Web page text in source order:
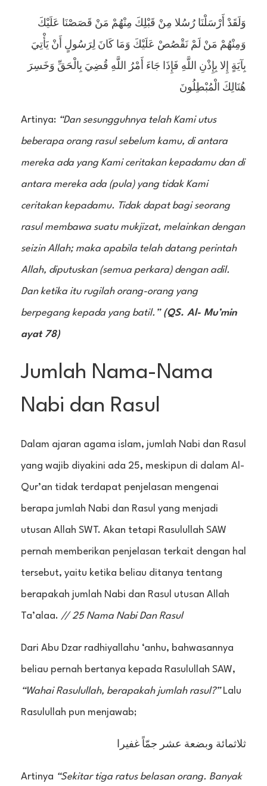
وَلَقَدْ أَرْسَلْنَا رُسُلا مِنْ قَبْلِكَ مِنْهُمْ مَنْ قَصَصْنَا عَلَيْكَ
وَمِنْهُمْ مَنْ لَمْ نَقْصُصْ عَلَيْكَ وَمَا كَانَ لِرَسُولٍ أَنْ يَأْتِيَ
بِآيَةٍ إِلا بِإِذْنِ اللَّهِ فَإِذَا جَاءَ أَمْرُ اللَّهِ قُضِيَ بِالْحَقِّ وَخَسِرَ
هُنَالِكَ الْمُبْطِلُونَ
Artinya: “Dan sesungguhnya telah Kami utus
beberapa orang rasul sebelum kamu, di antara
mereka ada yang Kami ceritakan kepadamu dan di
antara mereka ada (pula) yang tidak Kami
ceritakan kepadamu. Tidak dapat bagi seorang
rasul membawa suatu mukjizat, melainkan dengan
seizin Allah; maka apabila telah datang perintah
Allah, diputuskan (semua perkara) dengan adil.
Dan ketika itu rugilah orang-orang yang
berpegang kepada yang batil.”(QS. Al- Mu’min
ayat 78)
Jumlah Nama-Nama
Nabi dan Rasul
Dalam ajaran agama islam, jumlah Nabi dan Rasul
yang wajib diyakini ada 25, meskipun di dalam Al-
Qur’an tidak terdapat penjelasan mengenai
berapa jumlah Nabi dan Rasul yang menjadi
utusan Allah SWT. Akan tetapi Rasulullah SAW
pernah memberikan penjelasan terkait dengan hal
tersebut, yaitu ketika beliau ditanya tentang
berapakah jumlah Nabi dan Rasul utusan Allah
Ta’alaa. // 25 Nama Nabi Dan Rasul
Dari Abu Dzar radhiyallahu ‘anhu, bahwasannya
beliau pernah bertanya kepada Rasulullah SAW,
“Wahai Rasulullah, berapakah jumlah rasul?” Lalu
Rasulullah pun menjawab;
ثلاثمائة وبضعة عشر جمّاً غفيرا
Artinya “Sekitar tiga ratus belasan orang. Banyak